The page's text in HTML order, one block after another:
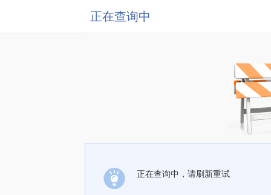
正在查询中
正在查询中，请刷新重试